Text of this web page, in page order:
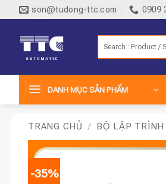
qua
son@tudong-ttc.com 0909
DANH MỤC SẢN PHẨM
TRANG CHỦ / BỘ LẬP TRÌNH
-35%